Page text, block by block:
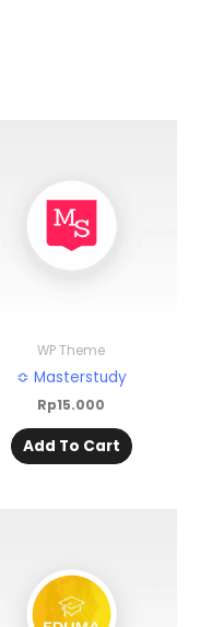
WP Theme
≎ Masterstudy
Rp15.000
Add To Cart